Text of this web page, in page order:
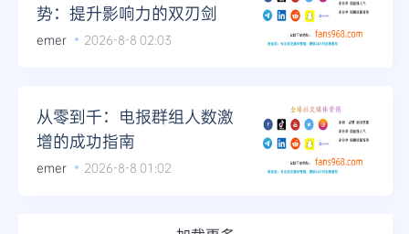
势：提升影响力的双刃剑
emer 2026-8-8 02:03
从零到千：电报群组人数激
增的成功指南
emer 2026-8-8 01:02